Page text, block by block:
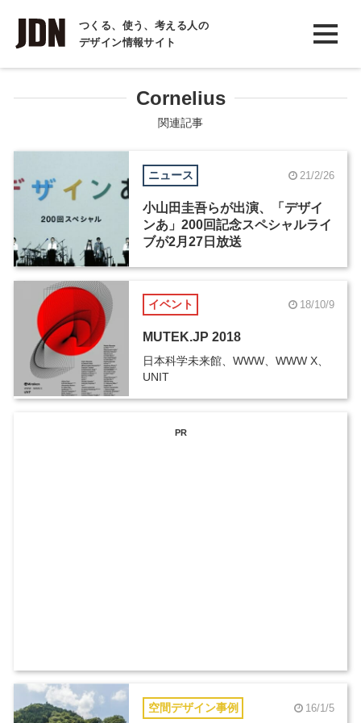
つくる、使う、考える人の
デザイン情報サイト
INTERVIEW
インタビュー
COLUMN
コラム
Cornelius
関連記事
ニュース 21/2/26
小山田圭吾らが出演、「デザイ
ンあ」200回記念スペシャルライ
ブが2月27日放送
イベント 18/10/9
MUTEK.JP 2018
日本科学未来館、WWW、WWW X、
UNIT
PR
空間デザイン事例 16/1/5